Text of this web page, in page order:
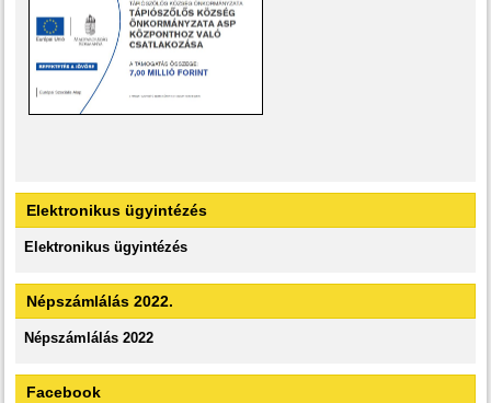
Elektronikus ügyintézés
Elektronikus ügyintézés
Népszámlálás 2022.
Népszámlálás 2022
Facebook